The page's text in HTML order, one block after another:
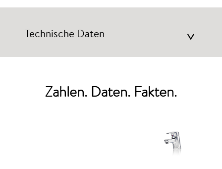
Technische Daten >
Zahlen. Daten. Fakten.